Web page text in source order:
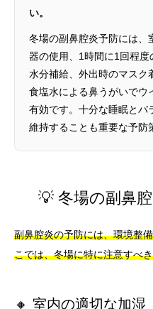
い。
冬場の副鼻腔炎予防には、
器の使用、1時間に1回程
水分補給、外出時のマスク
食塩水による鼻うがいでウ
有効です。十分な睡眠とバ
維持することも重要な予防
💡 冬場の副鼻
副鼻腔炎の予防には、環境整
こでは、冬場に特に注意すべ
🔸 室内の適切な加湿